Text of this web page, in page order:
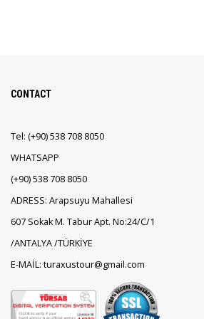
CONTACT
Tel:(+90)538 708 8050
WHATSAPP
(+90)538 708 8050
ADRESS: Arapsuyu Mahallesi
607 Sokak M. Tabur Apt. No:24/C/1
/ANTALYA /TÜRKİYE
E-MAİL: turaxustour@gmail.com